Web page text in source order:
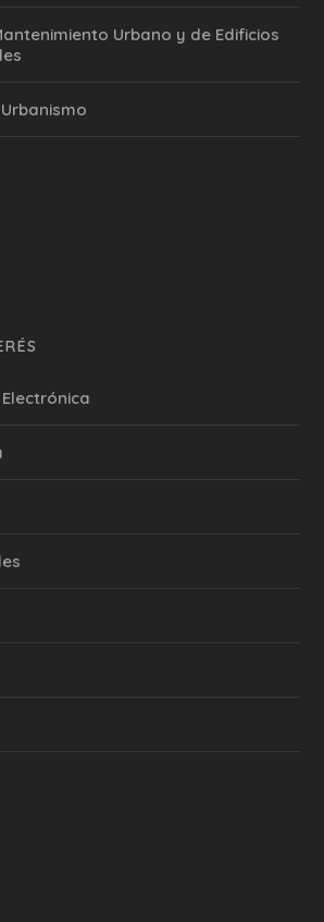
Urbano y de Edificios